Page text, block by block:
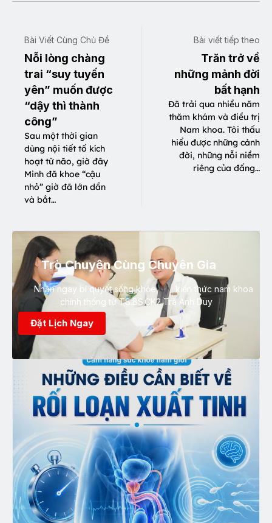
Bài Viết Cùng Chủ Đề
Nỗi lòng chàng
trai “suy tuyến
yên” muốn được
“dậy thì thành
công”
Sau một thời gian
dùng nội tiết tố kích
hoạt từ não, giờ đây
Minh đã khoe “cậu
nhỏ” giờ đã lớn dần
và bắt…
Bài viết tiếp theo
Trăn trở về
những mảnh đời
bất hạnh
Đã trải qua nhiều năm
thăm khám và điều trị
Nam khoa. Tôi thấu
hiểu được những cảnh
đời, những nỗi niềm
riêng của đấng…
Trò Chuyện Cùng Chuyên Gia
Nhận ngay bí quyết sống khỏe, kiến thức nam khoa
chính thống từ TS.BS.CK2 Trà Anh Duy
Đặt Lịch Ngay